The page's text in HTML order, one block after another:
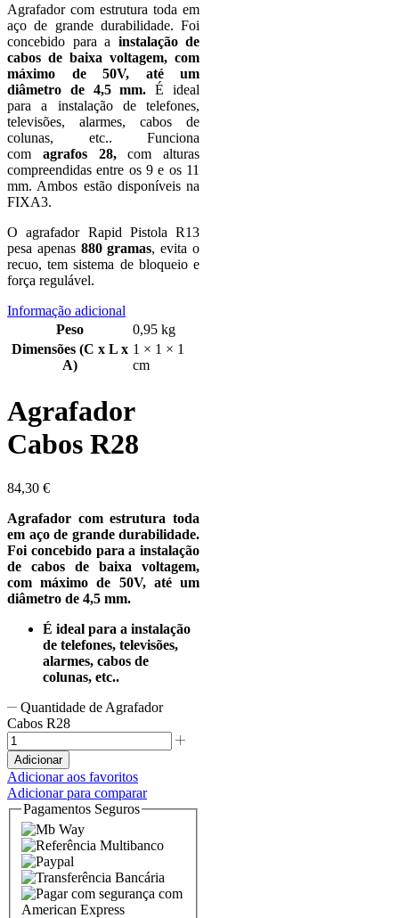
Agrafador com estrutura toda em
aço de grande durabilidade. Foi
concebido para a instalação de
cabos de baixa voltagem, com
máximo de 50V, até um
diâmetro de 4,5 mm.É ideal
para a instalação de telefones,
televisões, alarmes, cabos de
colunas, etc.. Funciona
com
agrafos 28,com alturas
compreendidas entre os 9 e os 11
mm. Ambos estão disponíveis na
FIXA3.
O agrafador Rapid Pistola R13
pesa apenas 880 gramas, evita o
recuo, tem sistema de bloqueio e
força regulável.
Informação adicional
Peso
0,95 kg
Dimensões (C x L x
A)
1 × 1 × 1
cm
Agrafador
Cabos R28
84,30 €
Agrafador com estrutura toda
em aço de grande durabilidade.
Foi concebido para a instalação
de cabos de baixa voltagem,
com máximo de 50V, até um
diâmetro de 4,5 mm.
É ideal para a instalação
de telefones, televisões,
alarmes, cabos de
colunas, etc..
Quantidade de Agrafador
Cabos R28
Adicionar
Adicionar aos favoritos
Adicionar para comparar
Pagamentos Seguros